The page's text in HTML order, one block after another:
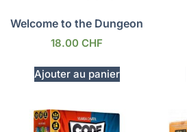
Welcome to the Dungeon
18.00 CHF
Ajouter au panier